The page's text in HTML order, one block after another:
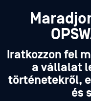
Iratkozzon fel
a vállalat
történetekről,
és